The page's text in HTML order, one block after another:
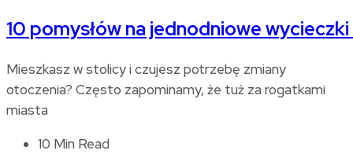
10 pomysłów na jednodniowe
Mieszkasz w stolicy i czujesz potrzebę zmiany
otoczenia? Często zapominamy, że tuż za rogatkami
miasta
10 Min Read